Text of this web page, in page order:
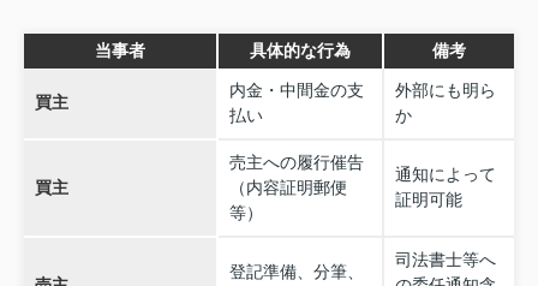
当事者 具体的な行為 備考
買主
内金・中間金の支
払い
外部にも明ら
か
買主
売主への履行催告
（内容証明郵便
等）
通知によって
証明可能
登記準備、分筆、
司法書士等へ